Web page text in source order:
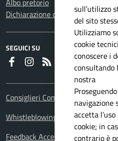
Albo pretorio
Dichiarazione di accessibilità
SEGUICI SU
FaceboookInstagram
Consiglieri Comunali
Whistleblowing Policy
Feedback Accessibilita
sull’utilizzo
del sito
Utilizziamo
cookie
conoscere i
consultando
nostra
navigazione
accetta l’uso
cookie; in
contrario è